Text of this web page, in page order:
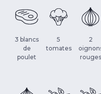
3 blancs
de
poulet
5
tomates
2
rouges